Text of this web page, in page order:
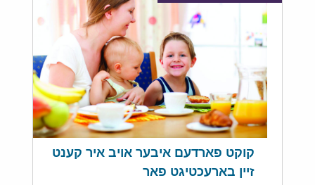
קוקט פארדעם איבער אויב איר קענט
זיין בארעכטיגט פאר